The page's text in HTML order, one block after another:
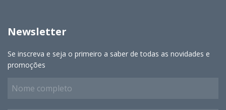
Newsletter
Se inscreva e seja o primeiro a saber de todas as novidades e
promoções